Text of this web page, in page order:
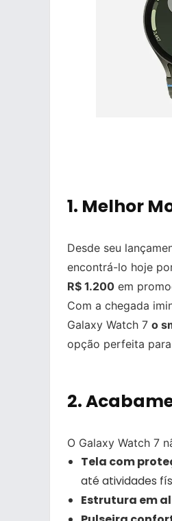
1. Melhor
Desde seu
encontrá-lo hoje
R$ 1.200 em
Com a chegada
Galaxy Watch 7 o
opção perfeita
2.
O Galaxy Watch 7
Tela com
até atividades
Estrutura em